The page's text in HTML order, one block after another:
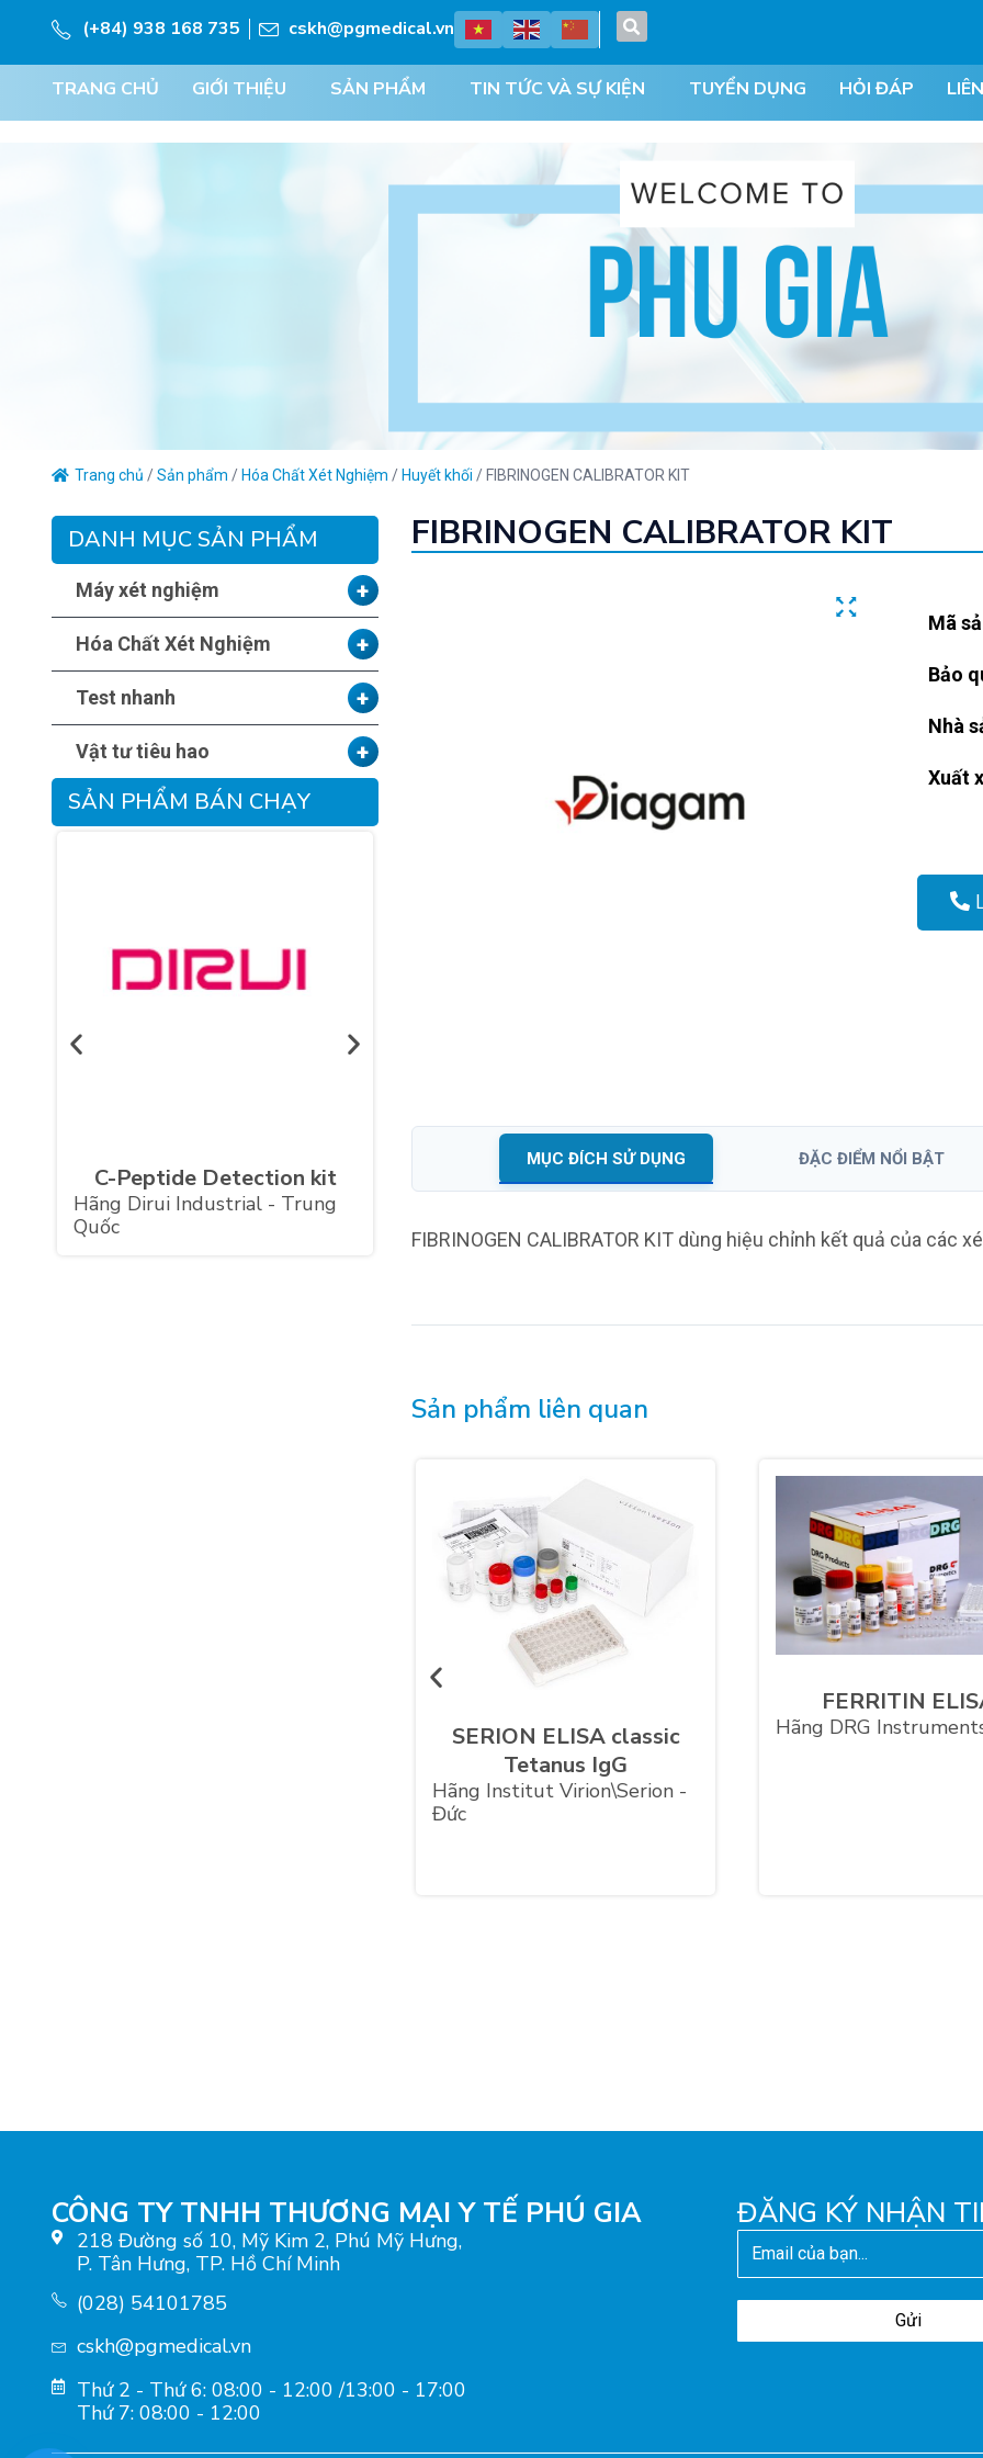
(+84) 938 168 735 cskh@pgmedical.vn
TRANG CHỦ GIỚI THIỆU SẢN PHẨM TIN TỨC VÀ SỰ KIỆN TUYỂN DỤNG HỎI ĐÁP
Trang chủ /Sản phẩm / Hóa Chất Xét Nghiệm / Huyết khối / FIBRINOGEN CALIBRATOR KIT
DANH MỤC SẢN PHẨM
+
Máy xét nghiệm
+
Hóa Chất Xét Nghiệm
+
Test nhanh
+
Vật tư tiêu hao
SẢN PHẨM BÁN CHẠY
C-Peptide Detection kit
Dirui Industrial - Trung
Hãng DRG Instruments GmbH
- Đức
FIBRINOGEN CALIBRATOR KIT
Mã
Bảo
Nhà
Xuất
MỤC ĐÍCH SỬ DỤNG ĐẶC ĐIỂM NỔI BẬT
FIBRINOGEN CALIBRATOR KIT dùng hiệu chỉnh kết quả của các
Sản phẩm liên quan
SERION ELISA classic
Tetanus IgG
Hãng Institut Virion\Serion -
Đức
FERRITIN
Hãng DRG
CÔNG TY TNHH THƯƠNG MẠI Y TẾ PHÚ GIA
218 Đường số 10, Mỹ Kim 2, Phú Mỹ Hưng,
P. Tân Hưng, TP. Hồ Chí Minh
(028) 54101785
cskh@pgmedical.vn
Thứ 2 - Thứ 6: 08:00 - 12:00 /13:00 - 17:00
Thứ 7: 08:00 - 12:00
ĐĂNG KÝ NHẬN
Gửi